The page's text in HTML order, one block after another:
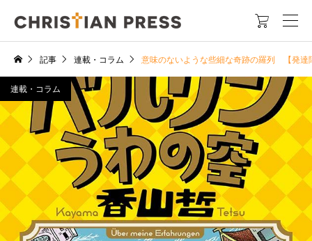

記事 連載・コラム 意味のないような些細な奇跡の羅列 【発達
連載・コラム